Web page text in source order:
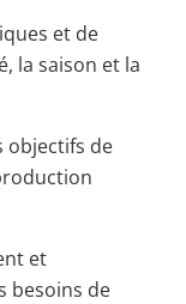
et de
la saison et la
objectifs de
et
besoins de